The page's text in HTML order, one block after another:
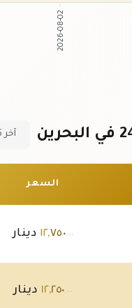
2026-08-02
آخر 6 أشهر
السعر
١٢,٧٥٠.٠٠ دينار
١٢,٢٥٠ .٠٠ دينار